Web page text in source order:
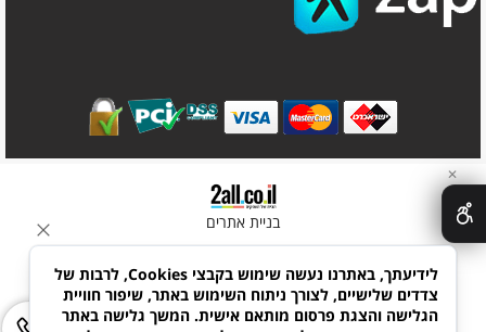
בניית אתרים
✕
לידיעתך, באתרנו נעשה שימוש בקבצי Cookies, לרבות של
צדדים שלישיים, לצורך ניתוח השימוש באתר, שיפור חוויית
הגלישה והצגת פרסום מותאם אישית. המשך גלישה באתר